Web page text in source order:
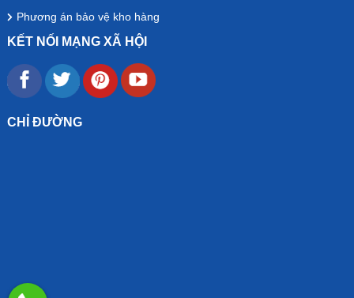
Phương án bảo vệ kho hàng
KẾT NỐI MẠNG XÃ HỘI
CHỈ ĐƯỜNG